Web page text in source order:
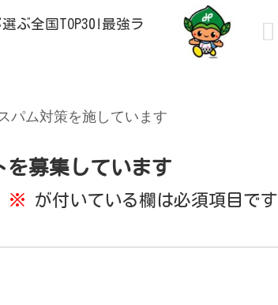
ぶ全国TOP30!最強ラ
パム対策を施しています
を募集しています
※ が付いている欄は必須項目です